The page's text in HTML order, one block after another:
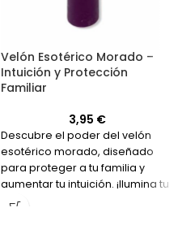
Velón Esotérico Morado –
Intuición y Protección
Familiar
3,95 €
Descubre el poder del velón
esotérico morado, diseñado
para proteger a tu familia y
aumentar tu intuición. ¡Ilumina tu
hogar con esta vela de 50